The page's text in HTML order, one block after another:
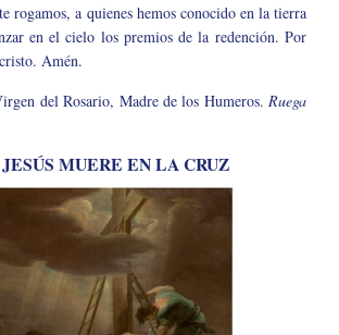
rogamos, a quienes hemos conocido en la tierra
en el cielo los premios de la redención. Por
Amén.
del Rosario, Madre de los Humeros. Ruega
MUERE EN LA CRUZ